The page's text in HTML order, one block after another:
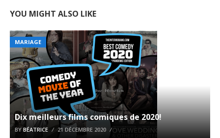
YOU MIGHT ALSO LIKE
MARIAGE
Dix meilleurs films comiques de 2020!
BYBÉATRICE 21 DÉCEMBRE 2020